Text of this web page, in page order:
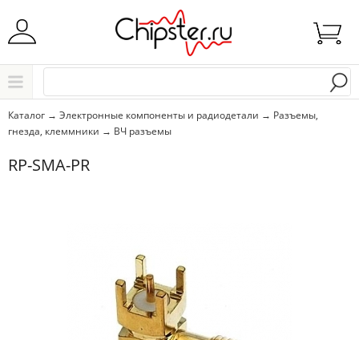
Начните водить название города..
Выбрать
Каталог → Электронные компоненты и радиодетали → Разъемы,
гнезда, клеммники → ВЧ разъемы
RP-SMA-PR